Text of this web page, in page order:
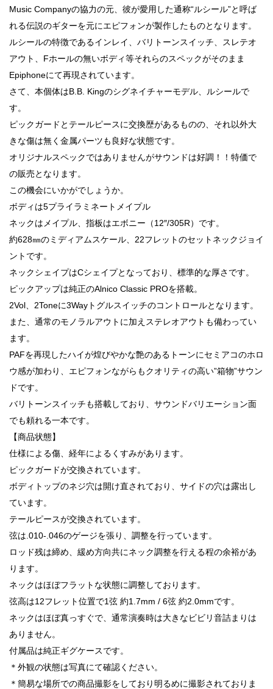
Music Companyの協力の元、彼が愛用した通称“ルシール”と呼ば
れる伝説のギターを元にエピフォンが製作したものとなります。
ルシールの特徴であるインレイ、バリトーンスイッチ、スレテオ
アウト、Fホールの無いボディ等それらのスペックがそのまま
Epiphoneにて再現されています。
さて、本個体はB.B. Kingのシグネイチャーモデル、ルシールで
す。
ピックガードとテールピースに交換歴があるものの、それ以外大
きな傷は無く金属パーツも良好な状態です。
オリジナルスペックではありませんがサウンドは好調！！特価で
の販売となります。
この機会にいかがでしょうか。
ボディは5プライラミネートメイプル
ネックはメイプル、指板はエボニー（12″/305R）です。
約628㎜のミディアムスケール、22フレットのセットネックジョイ
ントです。
ネックシェイプはCシェイプとなっており、標準的な厚さです。
ピックアップは純正のAlnico Classic PROを搭載。
2Vol、2Toneに3Wayトグルスイッチのコントロールとなります。
また、通常のモノラルアウトに加えステレオアウトも備わってい
ます。
PAFを再現したハイが煌びやかな艶のあるトーンにセミアコのホロ
ウ感が加わり、エピフォンながらもクオリティの高い”箱物”サウン
ドです。
バリトーンスイッチも搭載しており、サウンドバリエーション面
でも頼れる一本です。
【商品状態】
仕様による傷、経年によるくすみがあります。
ピックガードが交換されています。
ボディトップのネジ穴は開け直されており、サイドの穴は露出し
ています。
テールピースが交換されています。
弦は.010-.046のゲージを張り、調整を行っています。
ロッド残は締め、緩め方向共にネック調整を行える程の余裕があ
ります。
ネックはほぼフラットな状態に調整しております。
弦高は12フレット位置で1弦 約1.7mm / 6弦 約2.0mmです。
ネックはほぼ真っすぐで、通常演奏時は大きなビビリ音詰まりは
ありません。
付属品は純正ギグケースです。
＊外観の状態は写真にて確認ください。
＊簡易な場所での商品撮影をしており明るめに撮影されておりま